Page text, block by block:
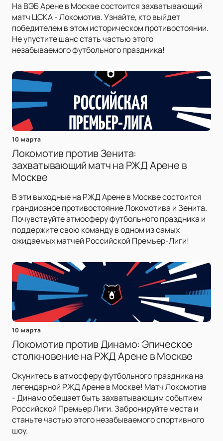
На ВЭБ Арене в Москве состоится захватывающий
матч ЦСКА - Локомотив. Узнайте, кто выйдет
победителем в этом историческом противостоянии.
Не упустите шанс стать частью этого
незабываемого футбольного праздника!
10 марта
Локомотив против Зенита:
захватывающий матч на РЖД Арене в
Москве
В эти выходные на РЖД Арене в Москве состоится
грандиозное противостояние Локомотива и Зенита.
Почувствуйте атмосферу футбольного праздника и
поддержите свою команду в одном из самых
ожидаемых матчей Российской Премьер-Лиги!
10 марта
Локомотив против Динамо: Эпическое
столкновение на РЖД Арене в Москве
Окунитесь в атмосферу футбольного праздника на
легендарной РЖД Арене в Москве! Матч Локомотив
- Динамо обещает быть захватывающим событием
Российской Премьер Лиги. Забронируйте места и
станьте частью этого незабываемого спортивного
шоу.